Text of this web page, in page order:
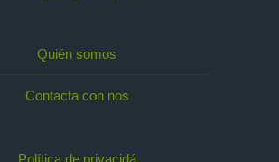
Quién somos
Contacta con nos